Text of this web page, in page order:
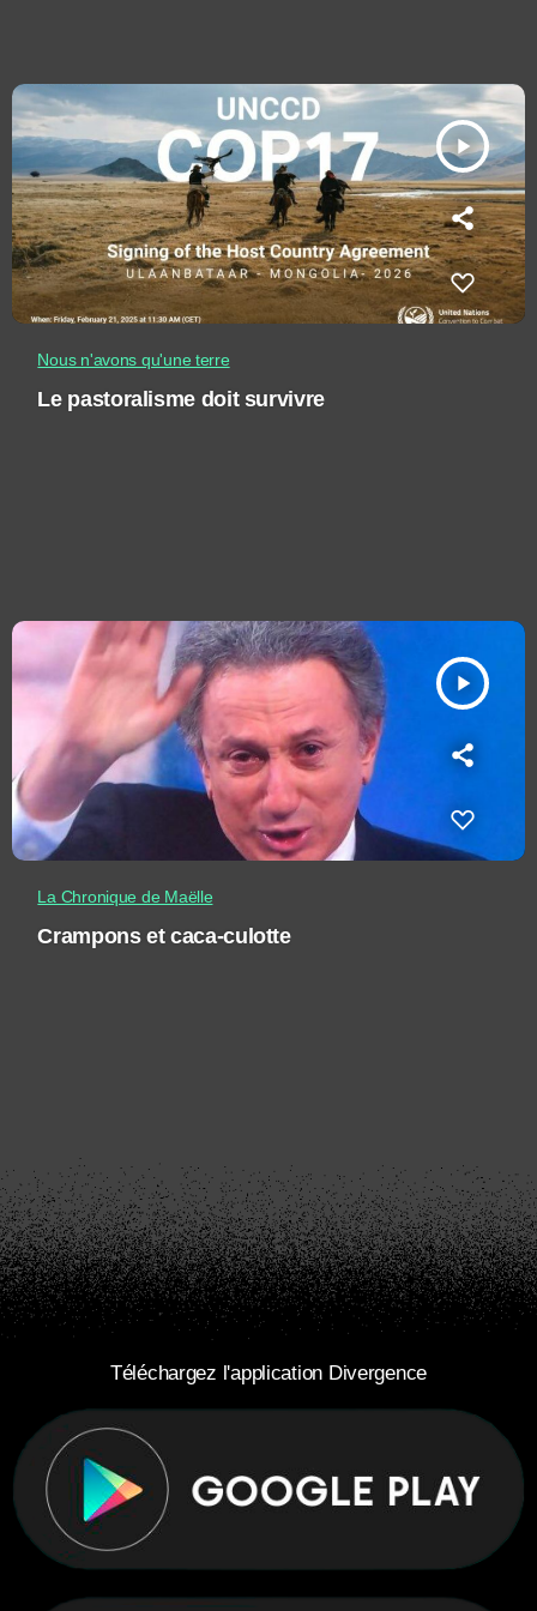
play_arrow
Nous n'avons qu'une terre
Le pastoralisme doit survivre
play_arrow
La Chronique de Maëlle
Crampons et caca-culotte
Téléchargez l'application Divergence